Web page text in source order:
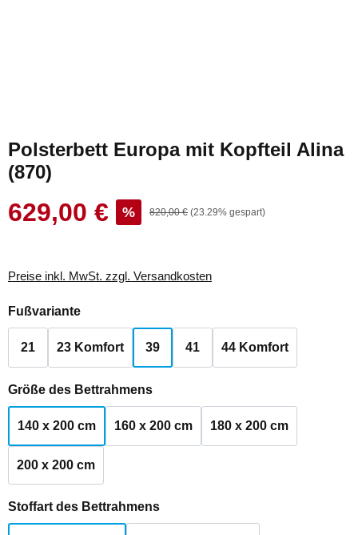
Polsterbett Europa mit Kopfteil Alina
(870)
Verkaufspreis:
629,00 € % Regulärer Preis:
820,00 € (23.29% gespart)
Preise inkl. MwSt. zzgl. Versandkosten
Fußvarianteauswählen
21 23 Komfort 39 41 44 Komfort
Größe des Bettrahmensauswählen
140 x 200 cm 160 x 200 cm 180 x 200 cm
200 x 200 cm
Stoffart des Bettrahmensauswählen